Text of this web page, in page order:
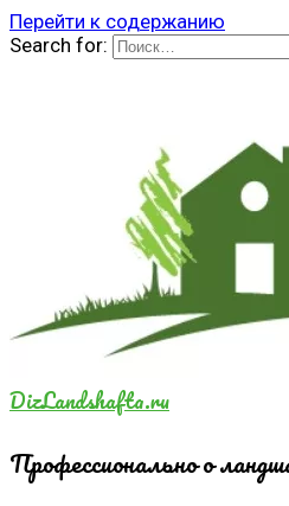
Перейти к содержанию
Search for:
DizLandshafta.ru
Профессионально о